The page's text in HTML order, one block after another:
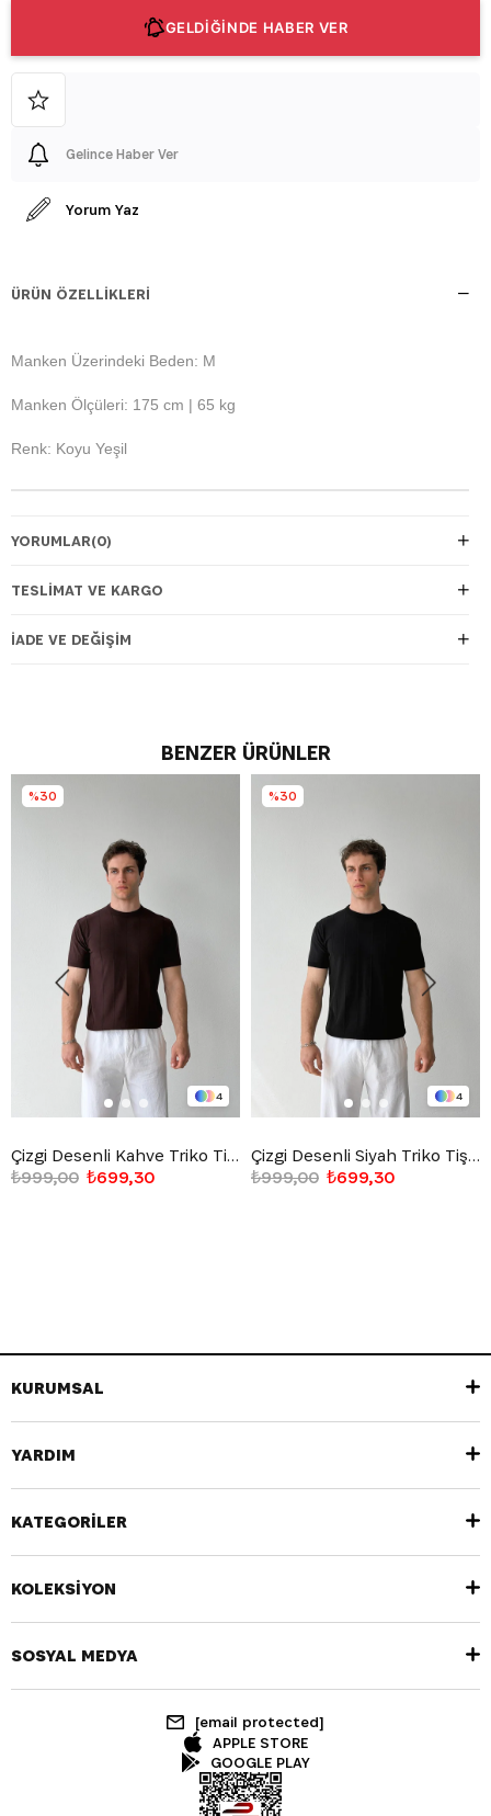
GELDİĞİNDE HABER VER
Gelince Haber Ver
Yorum Yaz
ÜRÜN ÖZELLIKLERI
Manken Üzerindeki Beden: M
Manken Ölçüleri: 175 cm | 65 kg
Renk: Koyu Yeşil
YORUMLAR(0)
TESLIMAT VE KARGO
İADE VE DEĞIŞIM
BENZER ÜRÜNLER
4
Çizgi Desenli Kahve Triko Tişört
₺699,30
₺999,00
%30
4
Çizgi Desenli Siyah Triko Tişört
₺699,30
₺999,00
%30
KURUMSAL
YARDIM
KATEGORİLER
KOLEKSİYON
SOSYAL MEDYA
[email protected]
APPLE STORE
GOOGLE PLAY